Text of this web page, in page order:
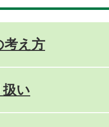
考え方
い